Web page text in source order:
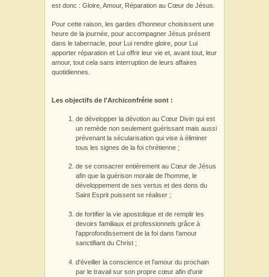
est donc : Gloire, Amour, Réparation au Cœur de Jésus.
Pour cette raison, les gardes d'honneur choisissent une
heure de la journée, pour accompagner Jésus présent
dans le tabernacle, pour Lui rendre gloire, pour Lui
apporter réparation et Lui offrir leur vie et, avant tout, leur
amour, tout cela sans interruption de leurs affaires
quotidiennes.
Les objectifs de l'Archiconfrérie sont :
de développer la dévotion au Cœur Divin qui est
un remède non seulement guérissant mais aussi
prévenant la sécularisation qui vise à éliminer
tous les signes de la foi chrétienne ;
de se consacrer entièrement au Cœur de Jésus
afin que la guérison morale de l'homme, le
développement de ses vertus et des dons du
Saint Esprit puissent se réaliser ;
de fortifier la vie apostolique et de remplir les
devoirs familiaux et professionnels grâce à
l'approfondissement de la foi dans l'amour
sanctifiant du Christ ;
d'éveiller la conscience et l'amour du prochain
par le travail sur son propre cœur afin d'unir